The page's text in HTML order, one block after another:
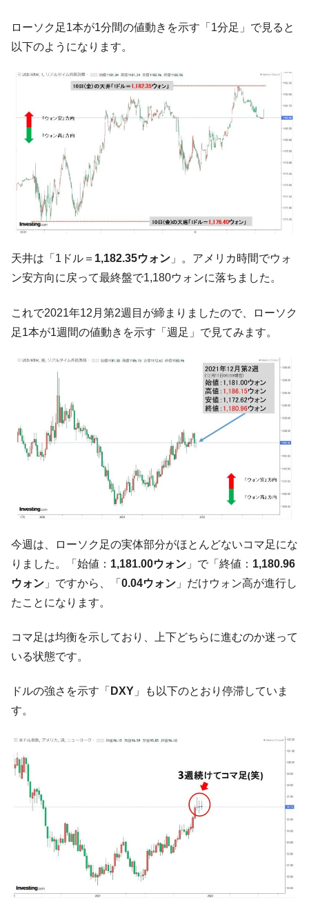
た ⇒ 国家が行った恐るべき株価操作であり、空前の国政壟
『Money1』
韓国･警察職員が「丸刈りになって抗議活
『Money1』
中国だけが鉄鋼輸出を異常増加させる ⇒ 中
国の過剰生産が世界を蝕む。
『Money1』
韓国製造業「半導体絶好調」のウラで他業
種は全般的「不調」⇒ PSIが示す現況は決して良くない。
『Money1』
【米韓激突案件】韓国消費者院が『クーパ
ン』1人当たり賠償10万ウォンを認定 ⇒ 総額3兆7,000億
『Money1』
韓国型イージス搭載の次世代駆逐艦
「KDDX」1番艦、2032年竣工と公示
『Money1』
【対日本円】ウォン安が急進！ 日米の協調
に韓国がいっちょがみしたのでは。
は韓国で『BYD』車は売れている。6カ月で対前年同期比
『Money1』
在韓米国大使スティールが着韓！⇒ さっそ
く空港に詰めかけ「出て行け！」「極右勢力」のプラカー
ドを掲げる「在韓反米勢力」
『Money1』
韓国政府「2035年までに18.4GW規模のAIデ
ータセンター整備」⇒ だから無理だってば。
JPモルガン「韓国レバレッジETFの清算は
ほぼ終わった」
発。
『Money1』
韓国政府「ニセＫ-ブランドを通報しようキ
ャンペーン」⇒ あの名物教授も登場！
『Money1』
韓国「橋が落ちました」⇒ 耐久性「なさす
『Money1』
韓国鉄鋼最大手『POSCO』ズブズブ沈む。
営業利益80.2％も減少
にぶん殴る法案」提出！⇒ クーパン問題は合衆国企業に対
する差別。許してはおかぬ
『Money1』
韓国半導体『SKハイニックス』2026年2Qの
業績「史上最高益」当期純利益は前年同期比13.4倍に。
Fact1
日本の誇る海洋資源調査船『白嶺』は先進技術の
夏の甲子園、優勝校を最も多く輩出している都道
Fact1 今話題の「楽天ライオンズ」とは？
ローソク足1本が1分間の値動きを示す「1分足」で見ると
以下のようになります。
天井は「1ドル＝ 1,182.35ウォン 」。アメリカ時間でウォ
ン安方向に戻って最終盤で1,180ウォンに落ちました。
これで2021年12月第2週目が締まりましたので、ローソク
足1本が1週間の値動きを示す「週足」で見てみます。
今週は、ローソク足の実体部分がほとんどないコマ足にな
りました。「始値： 1,181.00ウォン 」で「終値： 1,180.96
ウォン 」ですから、「 0.04ウォン 」だけウォン高が進行し
たことになります。
コマ足は均衡を示しており、上下どちらに進むのか迷って
いる状態です。
ドルの強さを示す「 DXY 」も以下のとおり停滞していま
す。